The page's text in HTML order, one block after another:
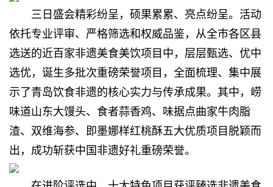
三日盛会精彩纷呈，硕果累累、亮点纷呈。活动
依托专业评审、严格筛选和权威品鉴，从全市各区县
选送的近百家非遗美食美饮项目中，层层甄选、优中
选优，诞生多批次重磅荣誉项目，全面梳理、集中展
示了青岛饮食非遗的核心实力与传承成果。其中，崂
味道山东大馒头、食者蒜香鸡、味据点曲家牛肉脂
渣、双维海参、即墨娜样红桃酥五大优质项目脱颖而
出，成功斩获中国非遗好礼重磅荣誉。